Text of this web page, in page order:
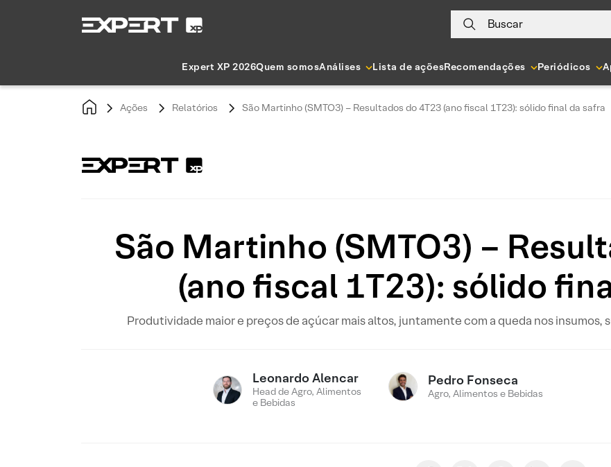
Buscar
Expert XP 2026Quem somosAnálises Lista de açõesRecomendações Periódicos
Ações Relatórios São Martinho (SMTO3) – Resultados do 4T23 (ano fiscal 1T23): sólido final da safra
São Martinho (SMTO3) –
(ano fiscal 1T23): sólido
Produtividade maior e preços de açúcar mais altos, juntamente com a queda nos
Leonardo Alencar
Head de Agro, Alimentos
e Bebidas
Pedro Fonseca
Agro, Alimentos e Bebidas